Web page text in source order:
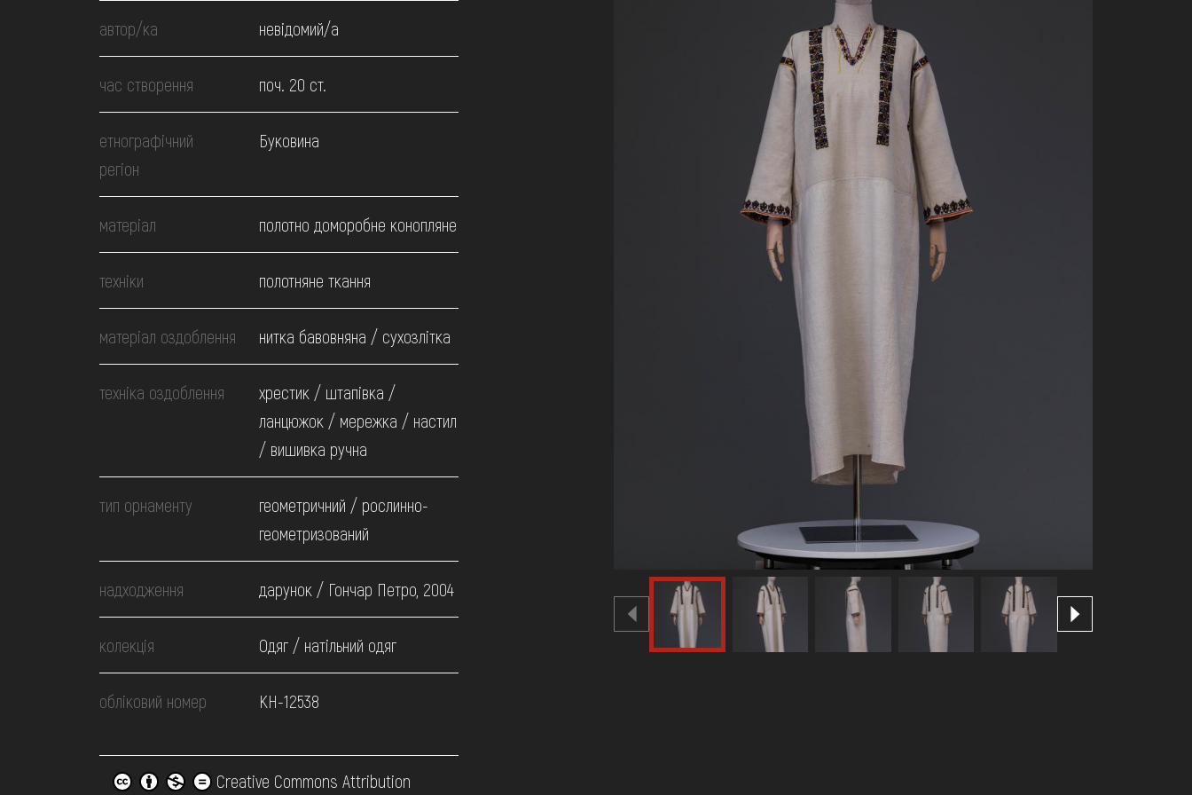
ВІДВІДАТИ
НАВЧИТИСЯ
ПОСЛУГИ
автор/ка невідомий/а
час створення поч. 20 ст.
етнографічний
регіон
Буковина
матеріал полотно доморобне конопляне
техніки полотняне ткання
матеріал оздоблення нитка бавовняна / сухозлітка
техніка оздоблення
хрестик / штапівка /
ланцюжок / мережка / настил
/ вишивка ручна
тип орнаменту
геометричний / рослинно-
геометризований
надходження дарунок / Гончар Петро, 2004
колекція Одяг / натільний одяг
обліковий номер КН-12538
Creative Commons Attribution